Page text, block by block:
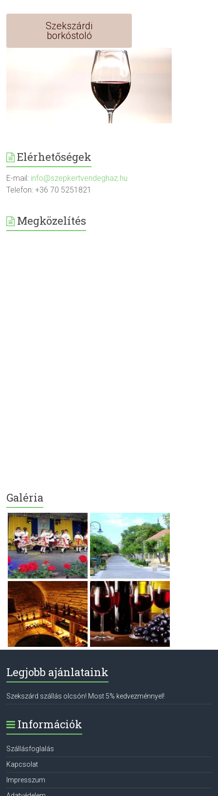
Szekszárdi
borkóstoló
Elérhetőségek
E-mail: info@szepkertvendeghaz.hu
Telefon: +36 70 5251821
Megközelítés
Galéria
Legjobb ajánlataink
Szekszárd szállás olcsón! Most 5% kedvezménnyel!
Információk
Szállásfoglalás
Kapcsolat
Impresszum